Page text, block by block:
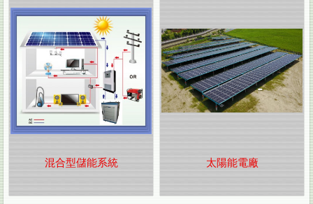
混合型儲能系統 太陽能電廠